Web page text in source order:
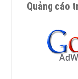
Quảng cáo